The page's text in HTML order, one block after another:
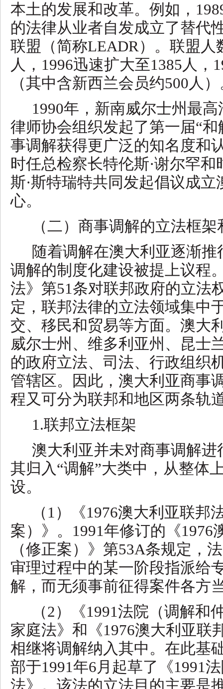
本土的发展和改革。例如，
的法律从业者自发成立了替代
联盟（简称LEADR）。联盟人
人，1996迅速扩大至1385人，
（其中含新西兰会员约500人
1990年，新南威尔士州最
律师协会组织发起了第一届“
事调解获得更广泛的知名度和
时任总检察长特伦斯·谢尔罕
斯·斯特瑞特共同发起倡议成
心。
（二）商事调解的立法框
随着调解在澳大利亚逐渐
调解的制度化建设被提上议程
法》第51条对联邦政府的立法
定，联邦法律的立法领域集中
交、移民和贸易等方面。澳大
威尔士州、维多利亚州、昆士
的政府立法、司法、行政组织
管辖区。因此，澳大利亚商事
程又可分为联邦和地区两条轨
1.联邦立法框架
澳大利亚并未对商事调解
其归入“调解”大类中，从整体
设。
（ 1）《1976澳大利亚联邦
案）》。1991年修订的《1976
（修正案）》第53A条规定，
审理过程中的某一阶段指派给
解，而无须事前征得案件各方
（2）《1991法院（调解和
家庭法》和《1976澳大利亚联
相继将调解纳入其中。在此基
部于1991年6月起草了《1991
法》。该法的立法目的主要是